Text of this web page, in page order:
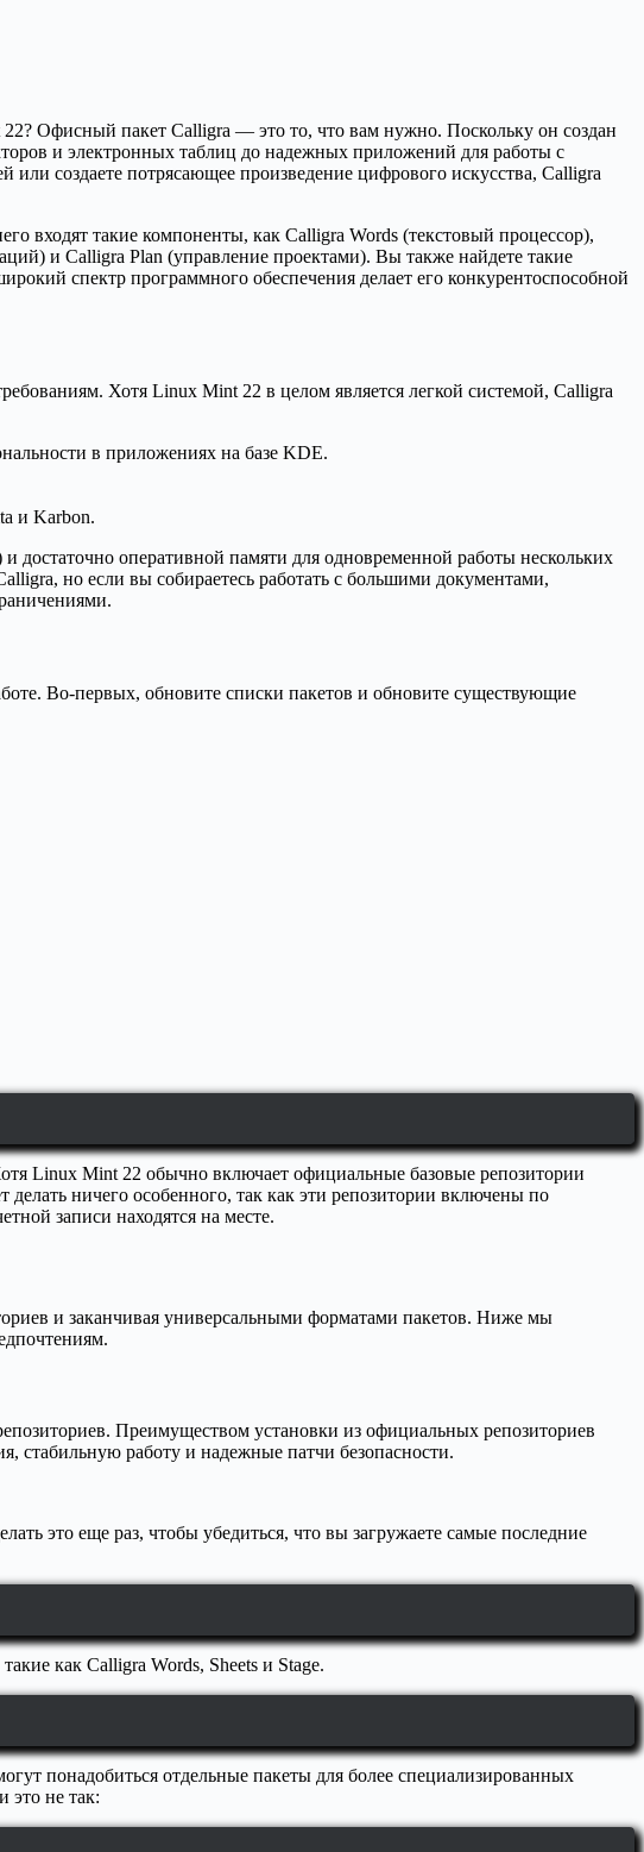
Офисный пакет Calligra — это то, что вам нужно. Поскольку он создан
и электронных таблиц до надежных приложений для работы с
создаете потрясающее произведение цифрового искусства, Calligra
входят такие компоненты, как Calligra Words (текстовый процессор),
и Calligra Plan (управление проектами). Вы также найдете такие
спектр программного обеспечения делает его конкурентоспособной
Хотя Linux Mint 22 в целом является легкой системой, Calligra
в приложениях на базе KDE.
и Karbon.
достаточно оперативной памяти для одновременной работы нескольких
но если вы собираетесь работать с большими документами,
Во-первых, обновите списки пакетов и обновите существующие
Linux Mint 22 обычно включает официальные базовые репозитории
ничего особенного, так как эти репозитории включены по
записи находятся на месте.
и заканчивая универсальными форматами пакетов. Ниже мы
Преимуществом установки из официальных репозиториев
стабильную работу и надежные патчи безопасности.
это еще раз, чтобы убедиться, что вы загружаете самые последние
как Calligra Words, Sheets и Stage.
понадобиться отдельные пакеты для более специализированных
это не так: